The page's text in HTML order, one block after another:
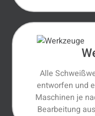
Alle
entworfen und
Maschinen je
Bearbeitung